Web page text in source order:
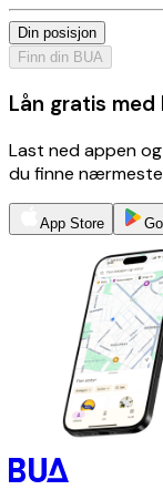
Din posisjon
Finn din BUA
Lån gratis med
Last ned appen
du finne
App Store